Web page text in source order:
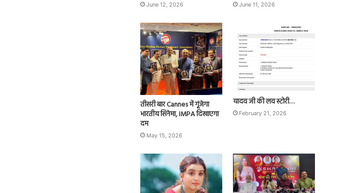
June 12, 2026 June 11, 2026
तीसरी बार Cannes में गूंजेगा
भारतीय सिनेमा, IMPA दिखाएगा
दम
May 15, 2026
यादव जी की लव स्टोरी…
February 21, 2026